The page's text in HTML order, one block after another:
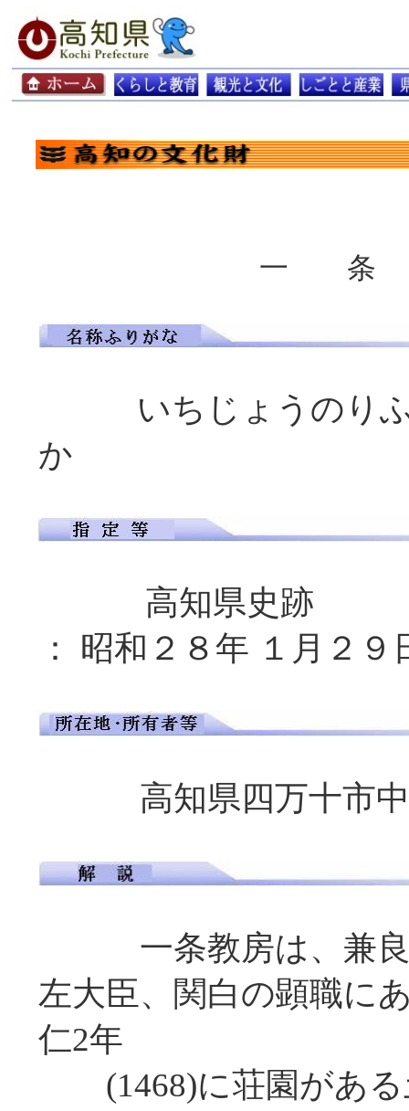
一
いちじょうのり
か
高知県
： 昭和２８年 １月２９
高知県四万十市
一条教房は、兼良
左大臣、関白の顕職に
仁2年
(1468)に荘園がある